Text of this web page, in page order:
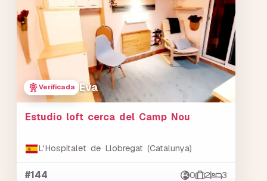
Verificada Eva
Estudio loft cerca del Camp Nou
L'Hospitalet de Llobregat (Catalunya)
#144 0 2 3